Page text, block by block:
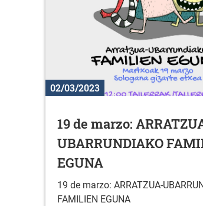
02/03/2023
19 de marzo:
UBARRUNDIAKO
EGUNA
19 de marzo: ARRATZUA-
FAMILIEN EGUNA